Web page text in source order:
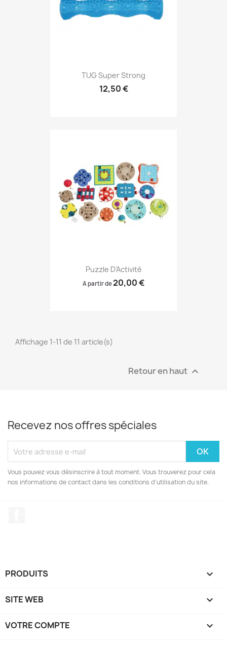
TUG Super Strong
12,50 €
Puzzle D'Activité
A partir de20,00 €
Affichage 1-11 de 11 article(s)
Retour en haut 
Recevez nos offres spéciales
Vous pouvez vous désinscrire à tout moment. Vous trouverez pour cela
nos informations de contact dans les conditions d'utilisation du site.
PRODUITS 
SITE WEB 
VOTRE COMPTE 